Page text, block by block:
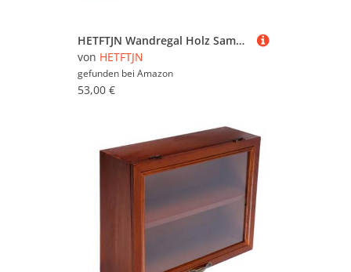
HETFTJN Wandregal Holz Sammlervitrine mit 4 Fächern und transparenten Türen 60x8,5x37 cm Schwebendes Regal zur Wandmontage für Wohnzimmer Schlafzimmer und Küche
von HETFTJN
gefunden bei Amazon
53,00 €